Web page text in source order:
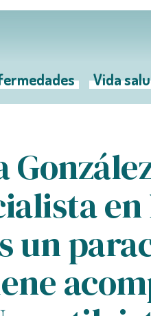
Vida
un